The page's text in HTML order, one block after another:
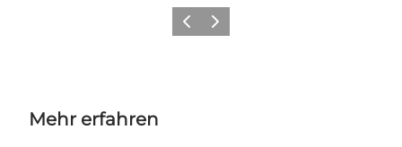
Vorherige Folie
Nächste Folie
Mehr erfahren